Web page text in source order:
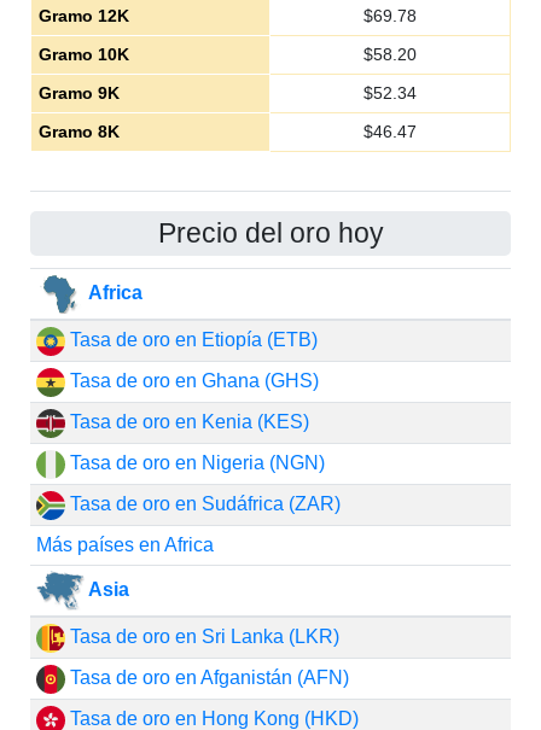
Gramo 12K
$69.78
Gramo 10K
$58.20
Gramo 9K
$52.34
Gramo 8K
$46.47
Precio del oro hoy
Africa
Tasa de oro en Etiopía (ETB)
Tasa de oro en Ghana (GHS)
Tasa de oro en Kenia (KES)
Tasa de oro en Nigeria (NGN)
Tasa de oro en Sudáfrica (ZAR)
Más países en Africa
Asia
Tasa de oro en Sri Lanka (LKR)
Tasa de oro en Afganistán (AFN)
Tasa de oro en Hong Kong (HKD)